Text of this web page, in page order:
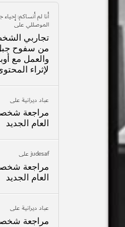
الموصللي على
من سفوح
والعمل مع
لإثراء
عباد ديرانية على
العام الجديد
judesaf على
العام الجديد
عباد ديرانية على